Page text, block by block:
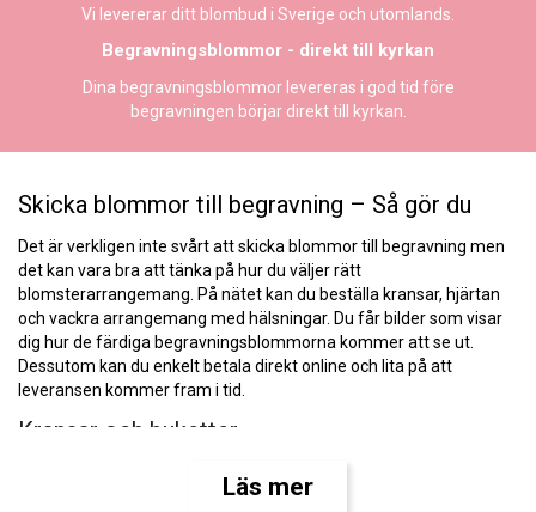
Vi levererar ditt blombud i Sverige och utomlands.
Begravningsblommor - direkt till kyrkan
Dina begravningsblommor levereras i god tid före
begravningen börjar direkt till kyrkan.
Skicka blommor till begravning – Så gör du
Det är verkligen inte svårt att skicka blommor till begravning men
det kan vara bra att tänka på hur du väljer rätt
blomsterarrangemang. På nätet kan du beställa kransar, hjärtan
och vackra arrangemang med hälsningar. Du får bilder som visar
dig hur de färdiga begravningsblommorna kommer att se ut.
Dessutom kan du enkelt betala direkt online och lita på att
leveransen kommer fram i tid.
Kransar och buketter
begravning. Begravningskransen är elegant och den uttrycker ett
Läs mer